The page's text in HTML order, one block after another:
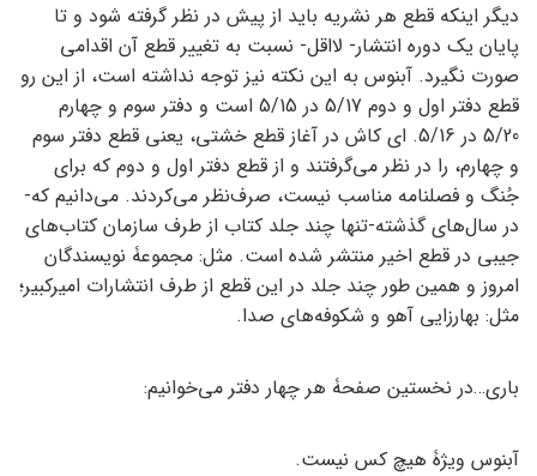
دیگر اینکه قطع هر نشریه باید از پیش در نظر گرفته شود و تا
پایان یک دوره انتشار- لااقل- نسبت به تغییر قطع آن اقدامی
صورت نگیرد. آبنوس به این نکته نیز توجه نداشته است، از این رو
قطع دفتر اول و دوم 5/17 در 5/15 است و دفتر سوم و چهارم
5/20 در 5/16. ای کاش در آغاز قطع خشتی، یعنی قطع دفتر سوم
و چهارم، را در نظر می‌گرفتند و از قطع دفتر اول و دوم که برای
جُنگ و فصلنامه مناسب نیست، صرف‌نظر می‌کردند. می‌دانیم که-
در سال‌های گذشته-تنها چند جلد کتاب از طرف سازمان کتاب‌های
جیبی در قطع اخیر منتشر شده است. مثل: مجموعۀ نویسندگان
امروز و همین طور چند جلد در این قطع از طرف انتشارات امیرکبیر؛
مثل: بهارزایی آهو و شکوفه‌های صدا.
باری…در نخستین صفحۀ هر چهار دفتر می‌خوانیم:
آبنوس ویژۀ هیچ کس نیست.